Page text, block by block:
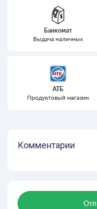
Банкомат
Выдача наличных
АТБ
Продуктовый магазин
Комментарии